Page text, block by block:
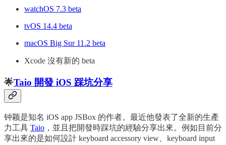
watchOS 7.3 beta
tvOS 14.4 beta
macOS Big Sur 11.2 beta
Xcode 沒有新的 beta
🌟Taio 開發 iOS 踩坑分享
钟颖是知名 iOS app JSBox 的作者。最近他發表了全新的生產
力工具 Taio ，並且把開發時踩坑的經驗分享出來。例如目前分
享出來的是如何設計 keyboard accessory view、keyboard input